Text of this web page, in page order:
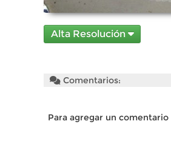
Alta Resolución
Comentarios:
Para agregar un comentario